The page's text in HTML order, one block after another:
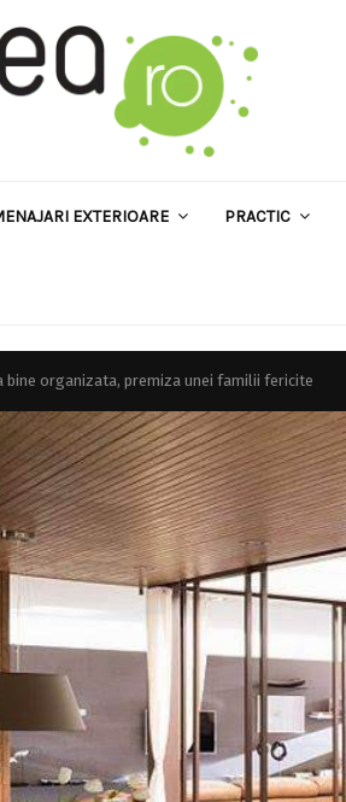
EXTERIOARE PRACTIC
bine organizata, premiza unei familii fericite